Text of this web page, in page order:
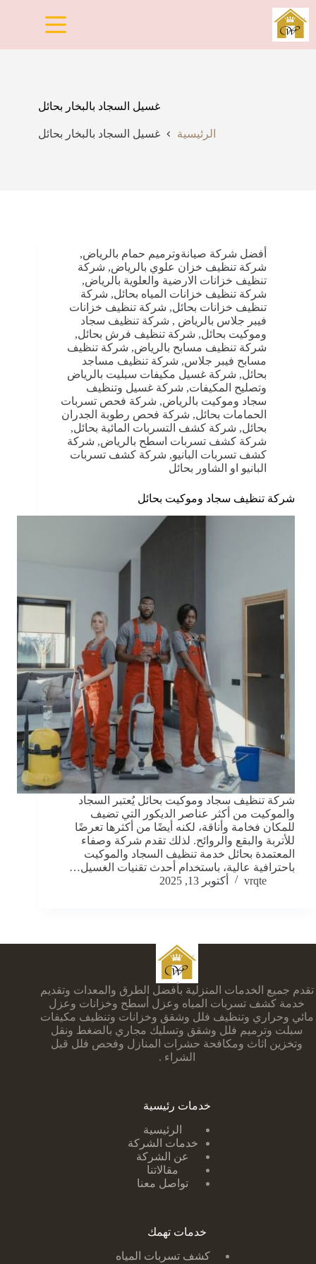
التجاوز
إلى
المحتوى
غسيل السجاد بالبخار بحائل
الرئيسية غسيل السجاد بالبخار بحائل
أفضل شركة صيانةوترميم حمام بالرياض,
شركة تنظيف خزان علوي بالرياض, شركة
تنظيف خزانات الارضية والعلوية بالرياض,
شركة تنظيف خزانات المياه بحائل, شركة
تنظيف خزانات بحائل, شركة تنظيف خزانات
فيبر جلاس بالرياض , شركة تنظيف سجاد
وموكيت بحائل, شركة تنظيف فرش بحائل,
شركة تنظيف مسابح بالرياض, شركة تنظيف
مسابح فيبر جلاس, شركة تنظيف مساجد
بحائل, شركة غسيل مكيفات سبليت بالرياض
وتصليح المكيفات, شركة غسيل وتنظيف
سجاد وموكيت بالرياض, شركة فحص تسربات
الحمامات بحائل, شركة فحص رطوبة الجدران
بحائل, شركة كشف التسربات المائية بحائل,
شركة كشف تسربات اسطح بالرياض, شركة
كشف تسربات البانيو, شركة كشف تسربات
البانيو او الشاور بحائل
شركة تنظيف سجاد وموكيت بحائل
شركة تنظيف سجاد وموكيت بحائل يُعتبر السجاد
والموكيت من أكثر عناصر الديكور التي تضيف
للمكان فخامة وأناقة، لكنه أيضًا من أكثرها تعرضًا
للأتربة والبقع والروائح. لذلك تقدم شركة وصفاء
المعتمدة بحائل خدمة تنظيف السجاد والموكيت
باحترافية عالية، باستخدام أحدث تقنيات الغسيل…
vrqte
أكتوبر 13, 2025
تقدم جميع الخدمات المنزلية بأفضل الطرق والمعدات وتقديم
خدمة كشف تسربات المياه وعزل أسطح وخزانات وعزل
مائي وحراري وتنظيف فلل وشقق وخزانات وتنظيف مكيفات
سبلت وترميم فلل وشقق وتسليك مجاري بالضغط ونقل
وتخزين اثاث ومكافحة حشرات المنازل وفحص فلل قبل
الشراء .
خدمات رئيسية
الرئيسية
خدمات الشركة
عن الشركة
مقالاتنا
تواصل معنا
خدمات تهمك
كشف تسربات ا لمياه